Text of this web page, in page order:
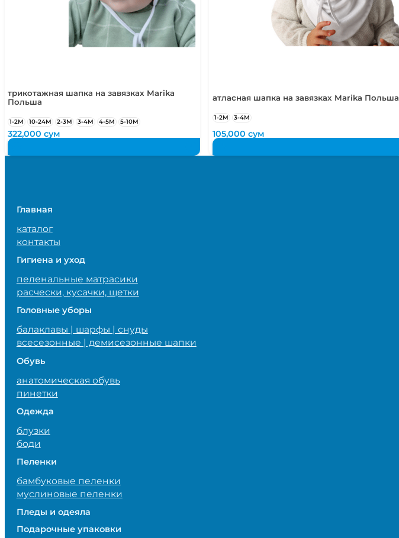
трикотажная шапка на завязках Marika
Польша
1-2М 10-24М 2-3М 3-4М 4-5М 5-10М
322,000сум
атласная шапка на завязках Marika Польша
1-2М 3-4М
105,000 сум
Главная
каталог
контакты
Гигиена и уход
пеленальные матрасики
расчески, кусачки, щетки
Головные уборы
балаклавы | шарфы | снуды
всесезонные | демисезонные шапки
Обувь
анатомическая обувь
пинетки
Одежда
блузки
боди
Пеленки
бамбуковые пеленки
муслиновые пеленки
Пледы и одеяла
Подарочные упаковки